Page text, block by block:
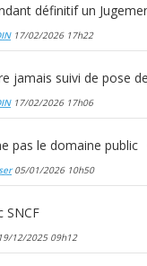
définitif un
17/02/2026 17h22
jamais suivi de pose
17/02/2026 17h06
pas le domaine public
05/01/2026 10h50
SNCF
12/2025 09h12